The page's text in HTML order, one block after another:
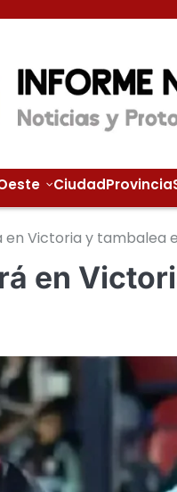
CiudadProvincia
Victoria y tambalea
en